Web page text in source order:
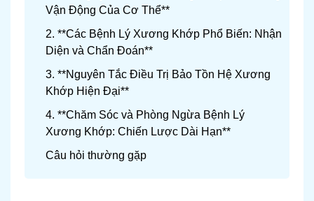
Vận Động Của Cơ Thể**
2. **Các Bệnh Lý Xương Khớp Phổ Biến: Nhận
Diện và Chẩn Đoán**
3. **Nguyên Tắc Điều Trị Bảo Tồn Hệ Xương
Khớp Hiện Đại**
4. **Chăm Sóc và Phòng Ngừa Bệnh Lý
Xương Khớp: Chiến Lược Dài Hạn**
Câu hỏi thường gặp